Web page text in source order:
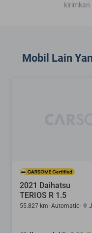
kirimkan
Mobil Lain
2021 Daihatsu
TERIOS R 1.5
55.827 km Automatic